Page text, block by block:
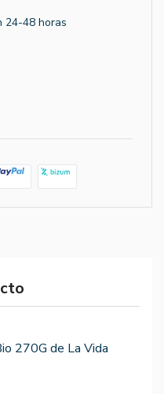
24-48 horas
270G de La Vida